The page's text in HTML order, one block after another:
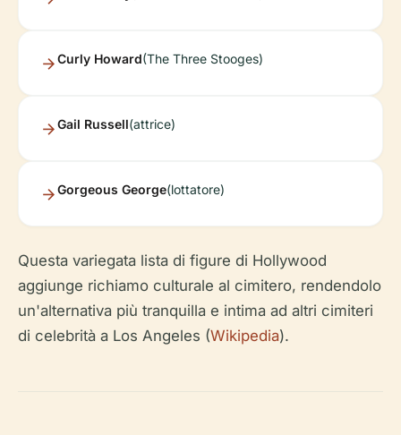
Curly Howard(The Three Stooges)
Gail Russell(attrice)
Gorgeous George(lottatore)
Questa variegata lista di figure di Hollywood
aggiunge richiamo culturale al cimitero, rendendolo
un'alternativa più tranquilla e intima ad altri cimiteri
di celebrità a Los Angeles (Wikipedia).